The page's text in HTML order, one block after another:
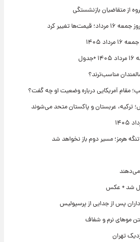
تغییر کرد
۱۴۰۵
مناسب‌ترند؟
مقام آمریکایی درباره وضعیت او چه گفت؟
ترکیه، عربستان و پاکستان متحد می‌شوند
هرمز؛ مسیر دوم باز نخواهد شد
می‌دهند
شد + عکس
پس از جدایی از پرسپولیس
موهای نرم و شفاف
تهران